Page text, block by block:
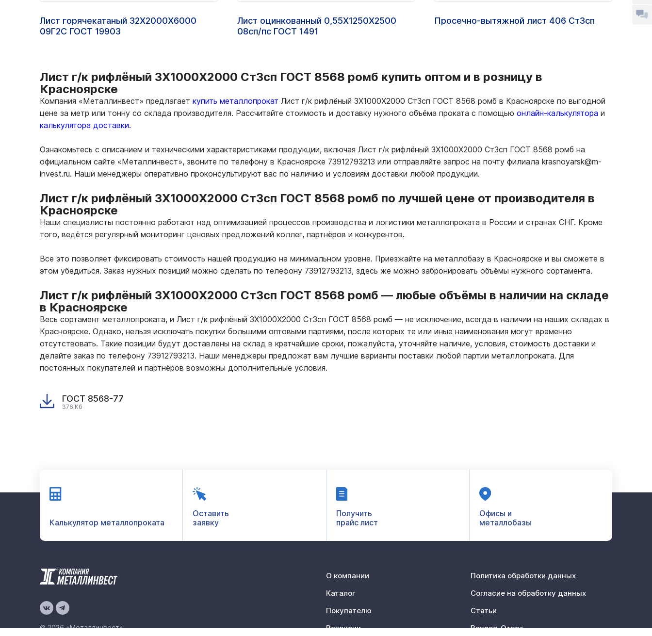
Лист горячекатаный 32Х2000Х6000
09Г2С ГОСТ 19903
Лист оцинкованный 0,55Х1250Х2500
08сп/пс ГОСТ 1491
Просечно-вытяжной лист 406 Ст3сп
Лист г/к рифлёный 3Х1000Х2000 Ст3сп ГОСТ 8568 ромб купить оптом и в розницу в
Красноярске
Компания «Металлинвест» предлагает купить металлопрокат Лист г/к рифлёный 3Х1000Х2000 Ст3сп ГОСТ 8568 ромб в Красноярске по выгодной
цене за метр или тонну со склада производителя. Рассчитайте стоимость и доставку нужного объёма проката с помощью онлайн-калькулятора и
калькулятора доставки.
Ознакомьтесь с описанием и техническими характеристиками продукции, включая Лист г/к рифлёный 3Х1000Х2000 Ст3сп ГОСТ 8568 ромб на
официальном сайте «Металлинвест», звоните по телефону в Красноярске 73912793213 или отправляйте запрос на почту филиала krasnoyarsk@m-
invest.ru. Наши менеджеры оперативно проконсультируют вас по наличию и условиям доставки любой продукции.
Лист г/к рифлёный 3Х1000Х2000 Ст3сп ГОСТ 8568 ромб по лучшей цене от производителя в
Красноярске
Наши специалисты постоянно работают над оптимизацией процессов производства и логистики металлопроката в России и странах СНГ. Кроме
того, ведётся регулярный мониторинг ценовых предложений коллег, партнёров и конкурентов.
Все это позволяет фиксировать стоимость нашей продукцию на минимальном уровне. Приезжайте на металлобазу в Красноярске и вы сможете в
этом убедиться. Заказ нужных позиций можно сделать по телефону 73912793213, здесь же можно забронировать объёмы нужного сортамента.
Лист г/к рифлёный 3Х1000Х2000 Ст3сп ГОСТ 8568 ромб — любые объёмы в наличии на складе
в Красноярске
Весь сортамент металлопроката, и Лист г/к рифлёный 3Х1000Х2000 Ст3сп ГОСТ 8568 ромб — не исключение, всегда в наличии на наших складах в
Красноярске. Однако, нельзя исключать покупки большими оптовыми партиями, после которых те или иные наименования могут временно
отсутствовать. Такие позиции будут доставлены на склад в кратчайшие сроки, пожалуйста, уточняйте наличие, условия, стоимость доставки и
делайте заказ по телефону 73912793213. Наши менеджеры предложат вам лучшие варианты поставки любой партии металлопроката. Для
постоянных покупателей и партнёров возможны дополнительные условия.
ГОСТ 8568-77
376 Кб
Калькулятор металлопроката
Оставить
заявку
Получить
прайс лист
Офисы и
металлобазы
© 2026 «Металлинвест»
О компании
Каталог
Покупателю
Вакансии
Политика обработки данных
Согласие на обработку данных
Статьи
Вопрос-Ответ